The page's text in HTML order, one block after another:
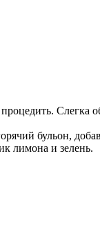
Слегка
бульон,
лимона и зелень.